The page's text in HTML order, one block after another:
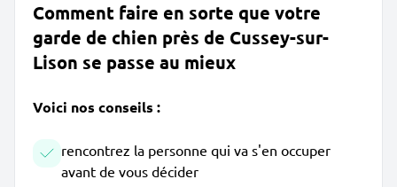
Comment faire en sorte que votre
garde de chien près de Cussey-sur-
Lison se passe au mieux
Voici nos conseils :
rencontrez la personne qui va s'en occuper
avant de vous décider